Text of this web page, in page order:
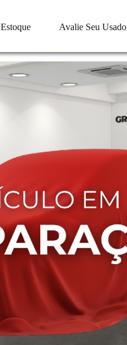
Estoque Avalie Seu Usado